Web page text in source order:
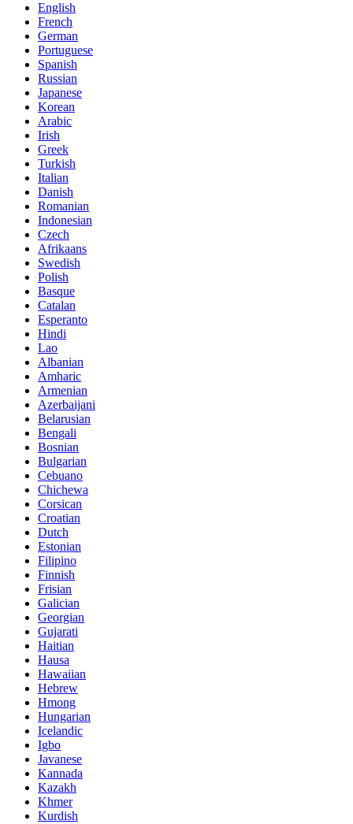
English
French
German
Portuguese
Spanish
Russian
Japanese
Korean
Arabic
Irish
Greek
Turkish
Italian
Danish
Romanian
Indonesian
Czech
Afrikaans
Swedish
Polish
Basque
Catalan
Esperanto
Hindi
Lao
Albanian
Amharic
Armenian
Azerbaijani
Belarusian
Bengali
Bosnian
Bulgarian
Cebuano
Chichewa
Corsican
Croatian
Dutch
Estonian
Filipino
Finnish
Frisian
Galician
Georgian
Gujarati
Haitian
Hausa
Hawaiian
Hebrew
Hmong
Hungarian
Icelandic
Igbo
Javanese
Kannada
Kazakh
Khmer
Kurdish